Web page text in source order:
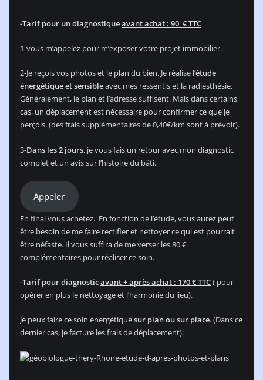
-Tarif pour un diagnostiqueavant achat : 90 € TTC
1-vous m’appelez pour m’exposer votre projet immobilier.
2-Je reçois vos photos et le plan du bien. Je réalise l’étude
énergétique et sensibleavec mes ressentis et la radiesthésie.
Généralement, le plan et l’adresse suffisent. Mais dans certains
cas, un déplacement est nécessaire pour confirmer ce que je
perçois. (des frais supplémentaires de 0,40€/km sont à prévoir).
3-Dans les 2 jours, je vous fais un retour avec mon diagnostic
complet et un avis sur l’histoire du bâti.
Appeler
En final vous achetez. En fonction de l’étude, vous aurez peut
être besoin de me faire rectifier et nettoyer ce qui est pourrait
être néfaste. Il vous suffira de me verser les 80 €
complémentaires pour réaliser ce soin.
-Tarif pour diagnosticavant + après achat : 170 € TTC( pour
opérer en plus le nettoyage et l’harmonie du lieu).
Je peux faire ce soin énergétiquesur plan ou sur place. (Dans ce
dernier cas, je facture les frais de déplacement).